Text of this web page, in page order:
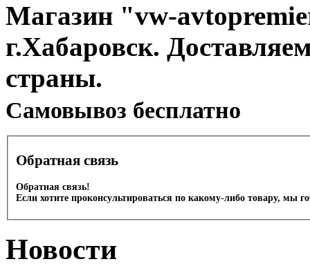
Магазин "vw-
г.Хабаровск.
страны.
Cамовывоз бесплатно
Обратная связь
Обратная связь!
Если хотите проконсультироваться по какому-либо товару, мы
Новости